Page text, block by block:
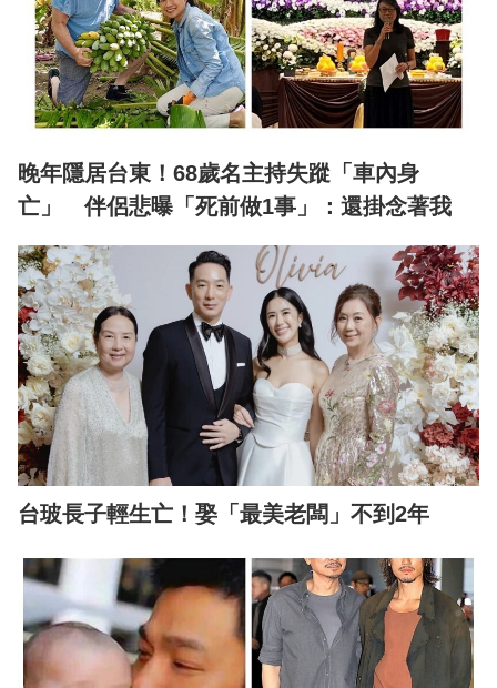
晚年隱居台東！68歲名主持失蹤「車內身
亡」 伴侶悲曝「死前做1事」：還掛念著我
台玻長子輕生亡！娶「最美老闆」不到2年